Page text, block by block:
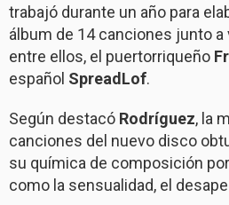
trabajó durante un año para
álbum de 14 canciones junto
entre ellos, el puertorriqueño
español SpreadLof.
Según destacó Rodríguez, la
canciones del nuevo disco
su química de composición
como la sensualidad, el